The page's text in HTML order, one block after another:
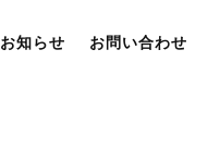
お知らせ お問い合わせ